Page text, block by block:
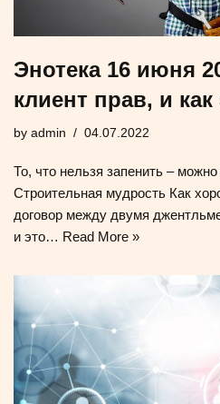
Энотека 16 июня
клиент прав, и
by admin 04.07.2022
То, что нельзя запенить –
Строительная мудрость Как
договор между двумя
и это… Read More »